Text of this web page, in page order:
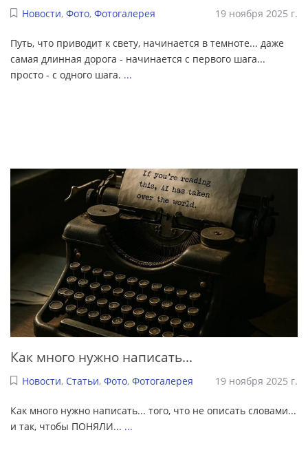
Новости, Фото, Фотогалерея 19 ноября 2025 г.
Путь, что приводит к свету, начинается в темноте... даже
самая длинная дорога - начинается с первого шага...
просто - с одного шага. ...
Как много нужно написать...
Новости, Статьи, Фото, Фотогалерея 19 ноября 2025 г.
Как много нужно написать... того, что не описать словами...
и так, чтобы ПОНЯЛИ... ...